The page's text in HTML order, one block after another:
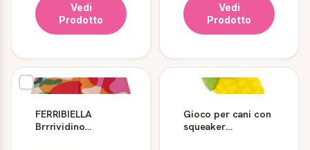
Vedi
Prodotto
Vedi
Prodotto
FERRIBIELLA
Brrrividino
Gioco per cani con
squeaker